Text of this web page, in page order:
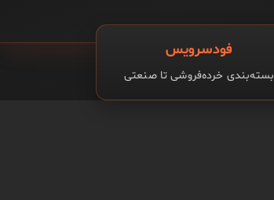
فودسرویس
بسته‌بندی خرده‌فروشی تا صنعتی